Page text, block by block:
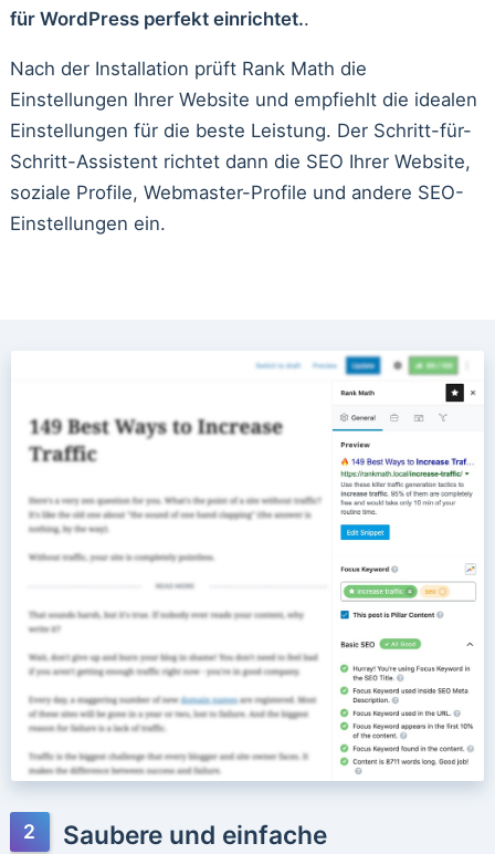
für WordPress perfekt einrichtet..
Nach der Installation prüft Rank Math die
Einstellungen Ihrer Website und empfiehlt die idealen
Einstellungen für die beste Leistung. Der Schritt-für-
Schritt-Assistent richtet dann die SEO Ihrer Website,
soziale Profile, Webmaster-Profile und andere SEO-
Einstellungen ein.
Saubere und einfache